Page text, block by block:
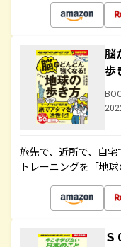
脳
歩
旅先で、近所で、自
トレーニングを「地